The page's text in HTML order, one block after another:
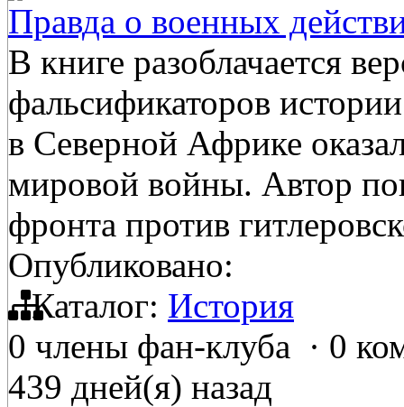
Правда о военных
В книге разоблачается
фальсификаторов
в Северной Африке
мировой войны. Автор
фронта против
Опубликовано:
Каталог: История
0 члены фан-клуба · 0
439 дней(я) назад